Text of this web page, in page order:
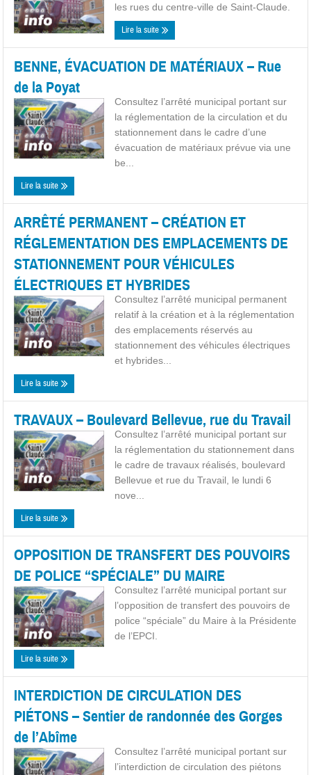
les rues du centre-ville de Saint-Claude.
Lire la suite
BENNE, ÉVACUATION DE MATÉRIAUX – Rue
de la Poyat
Consultez l’arrêté municipal portant sur
la réglementation de la circulation et du
stationnement dans le cadre d’une
évacuation de matériaux prévue via une
be...
Lire la suite
ARRÊTÉ PERMANENT – CRÉATION ET
RÉGLEMENTATION DES EMPLACEMENTS DE
STATIONNEMENT POUR VÉHICULES
ÉLECTRIQUES ET HYBRIDES
Consultez l’arrêté municipal permanent
relatif à la création et à la réglementation
des emplacements réservés au
stationnement des véhicules électriques
et hybrides...
Lire la suite
TRAVAUX – Boulevard Bellevue, rue du Travail
Consultez l’arrêté municipal portant sur
la réglementation du stationnement dans
le cadre de travaux réalisés, boulevard
Bellevue et rue du Travail, le lundi 6
nove...
Lire la suite
OPPOSITION DE TRANSFERT DES POUVOIRS
DE POLICE “SPÉCIALE” DU MAIRE
Consultez l’arrêté municipal portant sur
l’opposition de transfert des pouvoirs de
police “spéciale” du Maire à la Présidente
de l’EPCI.
Lire la suite
INTERDICTION DE CIRCULATION DES
PIÉTONS – Sentier de randonnée des Gorges
de l’Abîme
Consultez l’arrêté municipal portant sur
l’interdiction de circulation des piétons